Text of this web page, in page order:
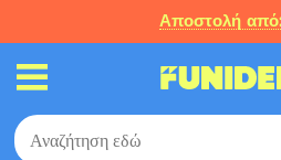
Αποστολή από: